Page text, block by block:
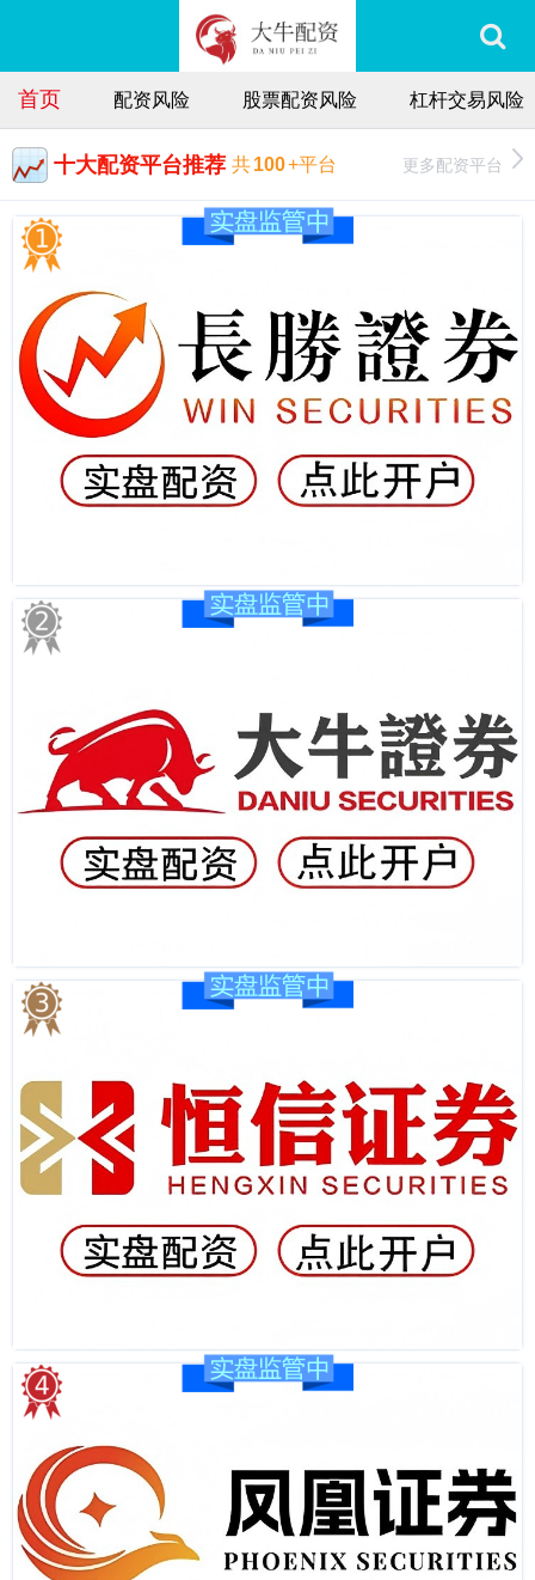
首页 配资风险 股票配资风险 杠杆交易风险
十大配资平台推荐 共100+平台 更多配资平台